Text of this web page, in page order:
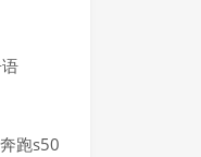
跑s50